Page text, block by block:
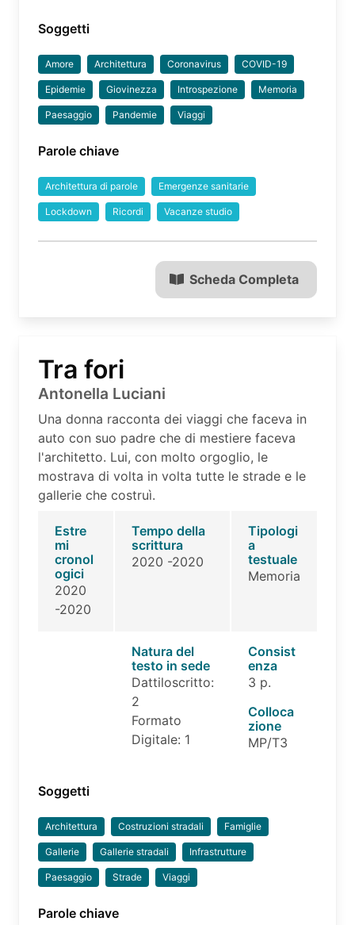
Soggetti
Amore Architettura Coronavirus COVID-19
Epidemie Giovinezza Introspezione Memoria
Paesaggio Pandemie Viaggi
Parole chiave
Architettura di parole Emergenze sanitarie
Lockdown Ricordi Vacanze studio
Scheda Completa
Tra fori
Antonella Luciani
Una donna racconta dei viaggi che faceva in
auto con suo padre che di mestiere faceva
l'architetto. Lui, con molto orgoglio, le
mostrava di volta in volta tutte le strade e le
gallerie che costruì.
Estre
mi
cronol
ogici
2020
-2020
Tempo della
scrittura
2020 -2020
Tipologi
a
testuale
Memoria
Natura del
testo in sede
Dattiloscritto:
2
Formato
Digitale: 1
Consist
enza
3 p.
Colloca
zione
MP/T3
Soggetti
Architettura Costruzioni stradali Famiglie
Gallerie Gallerie stradali Infrastrutture
Paesaggio Strade Viaggi
Parole chiave